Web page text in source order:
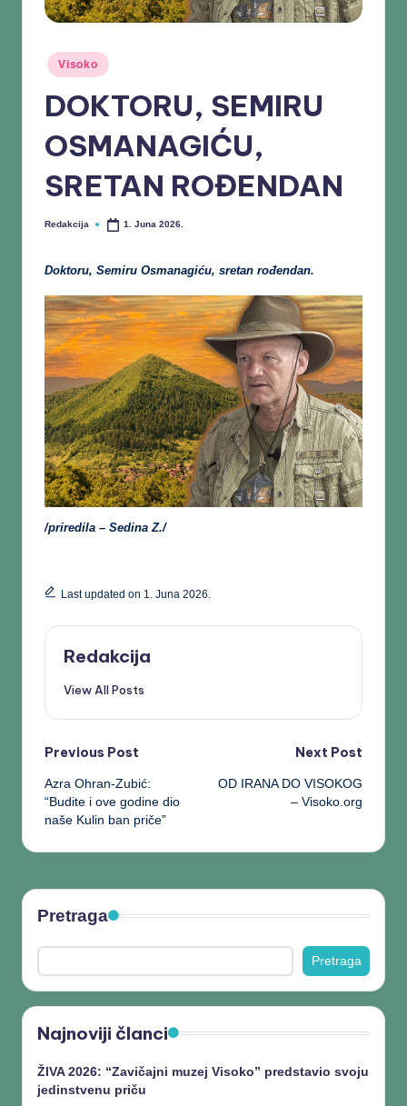
Visoko
DOKTORU, SEMIRU
OSMANAGIĆU,
SRETAN ROĐENDAN
Redakcija 1. Juna 2026.
Doktoru, Semiru Osmanagiću, sretan rođendan.
/priredila – Sedina Z./
Last updated on 1. Juna 2026.
Redakcija
View All Posts
Previous Post
Azra Ohran-Zubić:
“Budite i ove godine dio
naše Kulin ban priče”
Next Post
OD IRANA DO VISOKOG
– Visoko.org
Pretraga
Pretraga
Najnoviji članci
ŽIVA 2026: “Zavičajni muzej Visoko” predstavio svoju
jedinstvenu priču